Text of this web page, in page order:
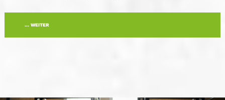
... WEITER